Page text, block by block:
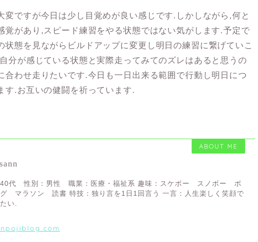
ですが今日は少し目覚めが良い感じです.しかしながら,何と
覚があり,スピード練習をやる状態ではない気がします.予定で
状態を見ながらビルドアップに変更し明日の練習に繋げていこ
分が感じている状態と実際走ってみてのズレはあると思うの
合わせ走りたいです.今日も一日出来る範囲で行動し明日につ
す.お互いの健闘を祈っています.
ABOUT ME
40代 性別：男性 職業：医療・福祉系 趣味：スケボー スノボー ボ
マラソン 読書 特技：独り言を1日1回言う 一言：人生楽しく笑顔で
い.